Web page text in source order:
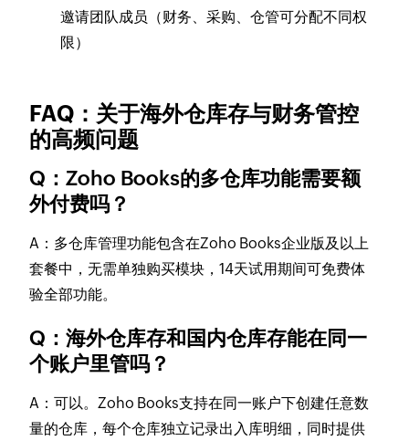
邀请团队成员（财务、采购、仓管可分配不同权
限）
FAQ：关于海外仓库存与财务管控
的高频问题
Q：Zoho Books的多仓库功能需要额
外付费吗？
A：多仓库管理功能包含在Zoho Books企业版及以上
套餐中，无需单独购买模块，14天试用期间可免费体
验全部功能。
Q：海外仓库存和国内仓库存能在同一
个账户里管吗？
A：可以。Zoho Books支持在同一账户下创建任意数
量的仓库，每个仓库独立记录出入库明细，同时提供